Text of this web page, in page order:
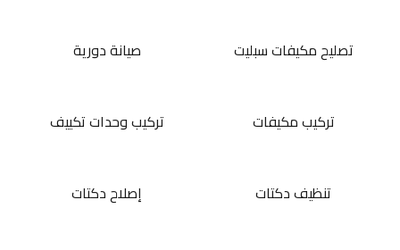
تصليح مكيفات سبليت صيانة دورية
تركيب مكيفات تركيب وحدات تكييف
تنظيف دكتات إصلاح دكتات